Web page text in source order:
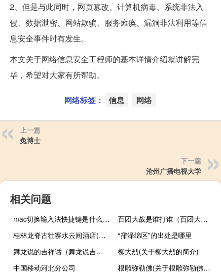
2、但是与此同时，网页篡改、计算机病毒、系统非法入
侵、数据泄密、网站欺骗、服务瘫痪、漏洞非法利用等信
息安全事件时有发生。
本文关于网络信息安全工程师的基本详情介绍就讲解完
毕，希望对大家有所帮助。
网络标签： 信息 网络
上一篇
兔博士
下一篇
沧州广播电视大学
相关问题
mac切换输入法快捷键是什么（苹果电脑怎么切换输入法）
百团大战是谁打谁（百团大战是谁指挥的）
桂林龙脊古壮寨水云间酒店(关于桂林龙脊古壮寨水云间酒店的简介)
“霈泽绵区”的出处是哪里
舞龙说的吉祥话（舞龙说吉祥语）
柳大烈(关于柳大烈的简介)
中国移动河北分公司
根雕弥勒佛(关于根雕弥勒佛的简介)